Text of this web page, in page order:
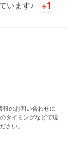
います♪
のお問い合わせに
タイミングなどで現
さい。